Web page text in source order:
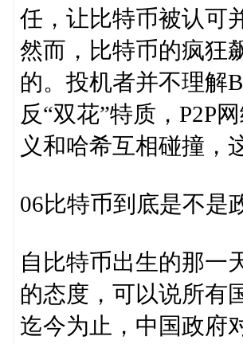
任，让比特币被认可
然而，比特币的疯狂
的。投机者并不理解
反“双花”特质，P2P
义和哈希互相碰撞，
06比特币到底是不是
自比特币出生的那一
的态度，可以说所有
迄今为止，中国政府